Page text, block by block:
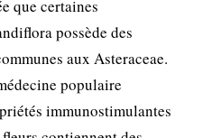
que certaines
possède des
aux Asteraceae.
populaire
immunostimulantes